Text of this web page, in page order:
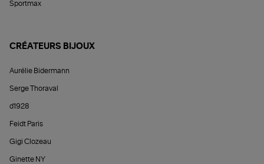
Sportmax
CRÉATEURS BIJOUX
Aurélie Bidermann
Serge Thoraval
d1928
Feidt Paris
Gigi Clozeau
Ginette NY